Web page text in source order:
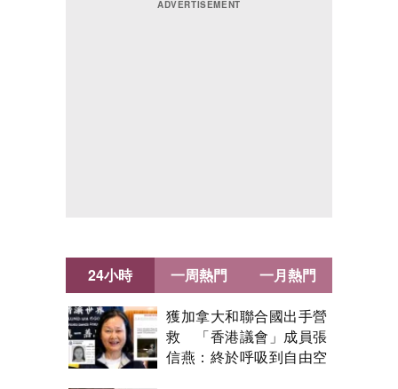
24小時
獲加拿大和聯合國出手營
救 「香港議會」成員張
信燕：終於呼吸到自由空
一周熱門 一月熱門